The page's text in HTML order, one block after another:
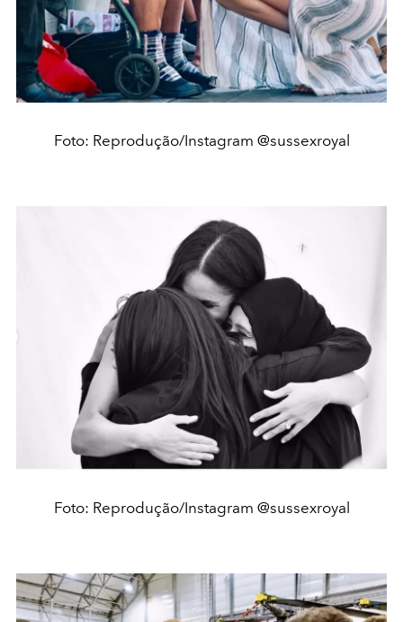
Foto: Reprodução/Instagram @sussexroyal
Foto: Reprodução/Instagram @sussexroyal